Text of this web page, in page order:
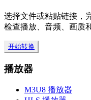
选择文件或粘贴链接，
检查播放、音频、画质
开始转换
播放器
M3U8 播放器